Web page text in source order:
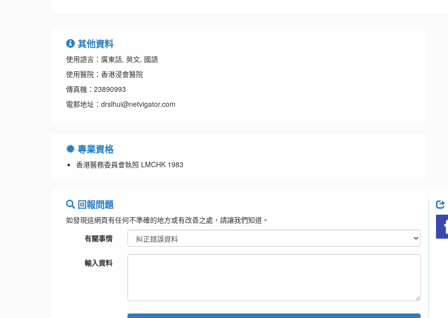
其他資料
使用語言：廣東話, 英文, 國語
使用醫院：香港浸會醫院
傳真機：23890993
電郵地址：drslhui@netvigator.com
專業資格
香港醫務委員會執照 LMCHK 1983
回報問題
如發現這網頁有任何不準確的地方或有改善之處，請讓我們知道。
有關事情
輸入資料